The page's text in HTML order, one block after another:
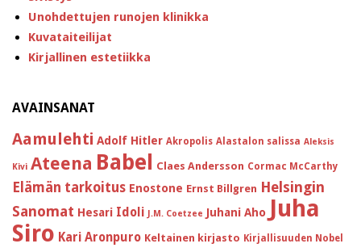
Unohdettujen runojen klinikka
Kuvataiteilijat
Kirjallinen estetiikka
AVAINSANAT
Aamulehti Adolf Hitler Akropolis Alastalon salissa Aleksis
Kivi Ateena Babel Claes Andersson Cormac McCarthy
Elämän tarkoitus Enostone Ernst Billgren Helsingin
Sanomat Hesari Idoli J.M. Coetzee Juhani Aho Juha
Siro Kari Aronpuro Keltainen kirjasto Kirjallisuuden Nobel